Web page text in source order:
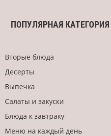
ПОПУЛЯРНАЯ КАТЕГОРИЯ
Вторые блюда
Десерты
Выпечка
Салаты и закуски
Блюда к завтраку
Меню на каждый день